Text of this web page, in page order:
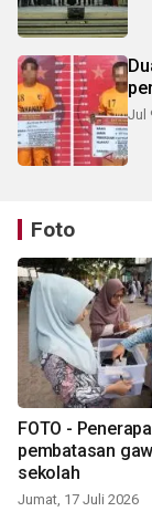
Jul
Foto
FOTO -
pembatasan
sekolah
Jumat, 17 Juli 2026